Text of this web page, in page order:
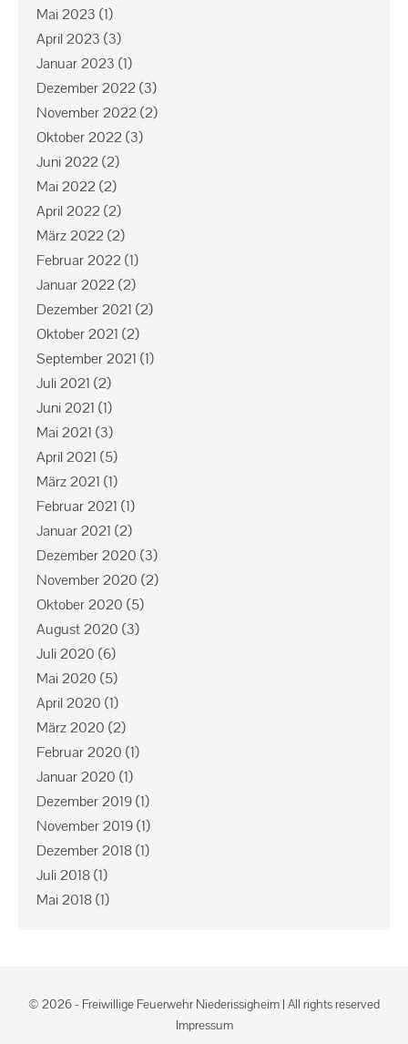
Mai 2023 (1)
April 2023 (3)
Januar 2023 (1)
Dezember 2022 (3)
November 2022 (2)
Oktober 2022 (3)
Juni 2022 (2)
Mai 2022 (2)
April 2022 (2)
März 2022 (2)
Februar 2022 (1)
Januar 2022 (2)
Dezember 2021 (2)
Oktober 2021 (2)
September 2021 (1)
Juli 2021 (2)
Juni 2021 (1)
Mai 2021 (3)
April 2021 (5)
März 2021 (1)
Februar 2021 (1)
Januar 2021 (2)
Dezember 2020 (3)
November 2020 (2)
Oktober 2020 (5)
August 2020 (3)
Juli 2020 (6)
Mai 2020 (5)
April 2020 (1)
März 2020 (2)
Februar 2020 (1)
Januar 2020 (1)
Dezember 2019(1)
November 2019(1)
Dezember 2018(1)
Juli 2018(1)
Mai 2018(1)
© 2026 - Freiwillige Feuerwehr Niederissigheim | All rights reserved
Impressum